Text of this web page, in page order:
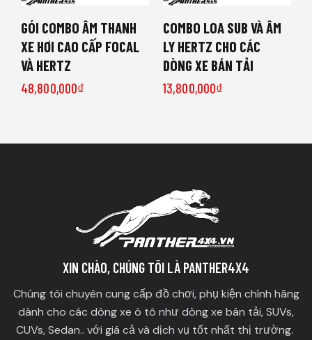
GÓI COMBO ÂM THANH
XE HƠI CAO CẤP FOCAL
VÀ HERTZ
48,800,000₫
COMBO LOA SUB VÀ ÂM
LY HERTZ CHO CÁC
DÒNG XE BÁN TẢI
13,800,000₫
XIN CHÀO, CHÚNG TÔI LÀ PANTHER4X4
Chúng tôi chuyên cung cấp đồ chơi, phụ kiện chính hãng
dành cho các dòng xe ô tô như dòng xe bán tải, SUVs,
CUVs, Sedan.. với giá cả và dịch vụ tốt nhất thị trường.